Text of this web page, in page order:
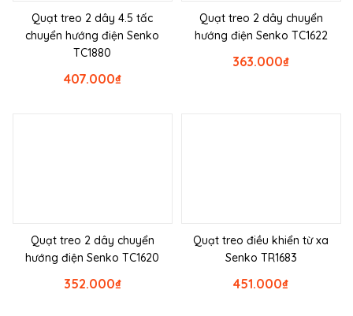
Quạt treo 2 dây 4.5 tấc
chuyển hướng điện Senko
TC1880
₫
407.000
Quạt treo 2 dây chuyển
hướng điện Senko TC1622
₫
363.000
Quạt treo 2 dây chuyển
hướng điện Senko TC1620
₫
352.000
Quạt treo điều khiển từ xa
Senko TR1683
₫
451.000